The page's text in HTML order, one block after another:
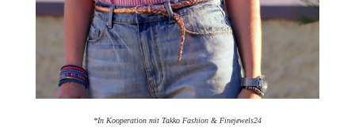
*In Kooperation mit Takko Fashion & Finejewels24